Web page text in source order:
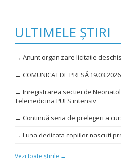
ULTIMELE ȘTIRI
→ Anunt organizare licitatie
→ COMUNICAT DE PRESĂ 19.03.2026
→ Inregistrarea sectiei de
Telemedicina PULS intensiv
→ Continuă seria de prelegeri a
→ Luna dedicata copiilor nascuti
Vezi toate știrile →